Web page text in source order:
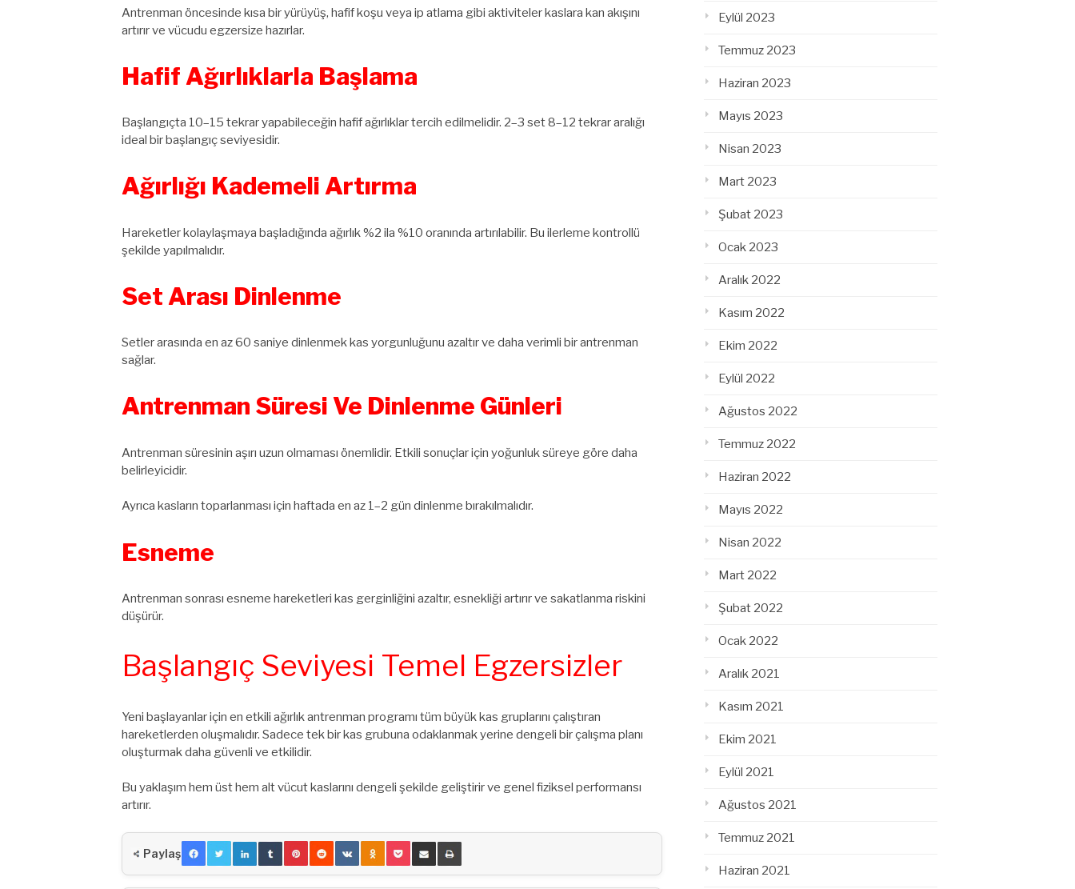
Antrenman öncesinde kısa bir yürüyüş, hafif koşu veya ip atlama gibi aktiviteler kaslara kan akışını
artırır ve vücudu egzersize hazırlar.
Hafif Ağırlıklarla Başlama
Başlangıçta 10–15 tekrar yapabileceğin hafif ağırlıklar tercih edilmelidir. 2–3 set 8–12 tekrar aralığı
ideal bir başlangıç seviyesidir.
Ağırlığı Kademeli Artırma
Hareketler kolaylaşmaya başladığında ağırlık %2 ila %10 oranında artırılabilir. Bu ilerleme kontrollü
şekilde yapılmalıdır.
Set Arası Dinlenme
Setler arasında en az 60 saniye dinlenmek kas yorgunluğunu azaltır ve daha verimli bir antrenman
sağlar.
Antrenman Süresi Ve Dinlenme Günleri
Antrenman süresinin aşırı uzun olmaması önemlidir. Etkili sonuçlar için yoğunluk süreye göre daha
belirleyicidir.
Ayrıca kasların toparlanması için haftada en az 1–2 gün dinlenme bırakılmalıdır.
Esneme
Antrenman sonrası esneme hareketleri kas gerginliğini azaltır, esnekliği artırır ve sakatlanma riskini
düşürür.
Başlangıç Seviyesi Temel Egzersizler
Yeni başlayanlar için en etkili ağırlık antrenman programı tüm büyük kas gruplarını çalıştıran
hareketlerden oluşmalıdır. Sadece tek bir kas grubuna odaklanmak yerine dengeli bir çalışma planı
oluşturmak daha güvenli ve etkilidir.
Bu yaklaşım hem üst hem alt vücut kaslarını dengeli şekilde geliştirir ve genel fiziksel performansı
artırır.
Paylaş
Eylül 2023
Temmuz 2023
Haziran 2023
Mayıs 2023
Nisan 2023
Mart 2023
Şubat 2023
Ocak 2023
Aralık 2022
Kasım 2022
Ekim 2022
Eylül 2022
Ağustos 2022
Temmuz 2022
Haziran 2022
Mayıs 2022
Nisan 2022
Mart 2022
Şubat 2022
Ocak 2022
Aralık 2021
Kasım 2021
Ekim 2021
Eylül 2021
Ağustos 2021
Temmuz 2021
Haziran 2021